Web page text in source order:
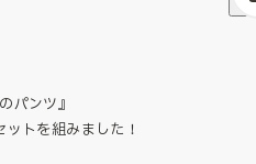
パンツ』
トを組みました！